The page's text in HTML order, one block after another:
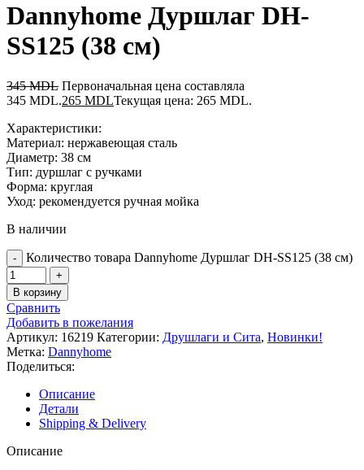
Dannyhome Дуршлаг DH-
SS125 (38 см)
345MDL Первоначальная цена составляла
345 MDL.265 MDLТекущая цена: 265 MDL.
Характеристики:
Материал: нержавеющая сталь
Диаметр: 38 см
Тип: дуршлаг с ручками
Форма: круглая
Уход: рекомендуется ручная мойка
В наличии
Количество товара Dannyhome Дуршлаг DH-SS125 (38 см)
В корзину
Сравнить
Добавить в пожелания
Артикул: 16219 Категории: Друшлаги и Сита, Новинки!
Метка: Dannyhome
Поделиться:
Описание
Детали
Shipping & Delivery
Описание